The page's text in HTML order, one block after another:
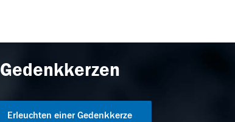
Gedenkkerzen
Erleuchten einer Gedenkkerze